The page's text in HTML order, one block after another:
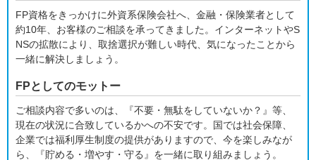
FP資格をきっかけに外資系保険会社へ、金融・保険業者として
約10年、お客様のご相談を承ってきました。インターネットやS
NSの拡散により、取捨選択が難しい時代、気になったことから
一緒に解決しましょう。
FPとしてのモットー
ご相談内容で多いのは、『不要・無駄をしていないか？』等、
現在の状況に合致しているかへの不安です。国では社会保障、
企業では福利厚生制度の提供がありますので、今を楽しみなが
ら、『貯める・増やす・守る』を一緒に取り組みましょう。